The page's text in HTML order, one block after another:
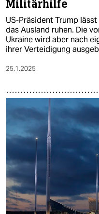
Militärhilfe
US-Präsident Trump
das Ausland ruhen. Die
Ukraine wird aber nach
ihrer Verteidigung
25.1.2025